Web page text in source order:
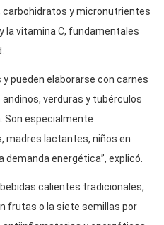
y micronutrientes
la vitamina C, fundamentales
pueden elaborarse con carnes
verduras y tubérculos
Son especialmente
madres lactantes, niños en
energética”, explicó.
calientes tradicionales,
frutas o la siete semillas por